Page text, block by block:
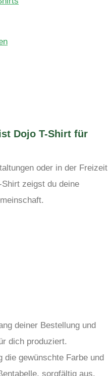
Dojo T-Shirt für
oder in der Freizeit
zeigst du deine
deiner Bestellung und
dich produziert.
die gewünschte Farbe und
sorgfältig aus.